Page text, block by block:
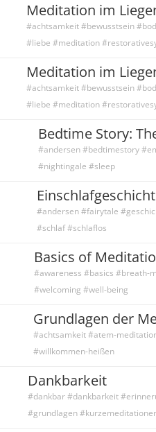
Meditation im
#achtsamkeit #bewusstsein
#liebe #meditation
Meditation im
#achtsamkeit #bewusstsein
#liebe #meditation
Bedtime Story:
#andersen #bedtimestory
#nightingale #sleep
#andersen #fairytale
#schlaf #schlaflos
Basics of
#awareness #basics #breath-
#welcoming #well-being
Grundlagen der
#achtsamkeit #atem-
#willkommen-heißen
Dankbarkeit
#dankbar #dankbarkeit
#grundlagen